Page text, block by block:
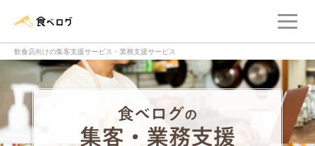
飲食店向けの集客支援サービス・業務支援サービス
食べログの集客